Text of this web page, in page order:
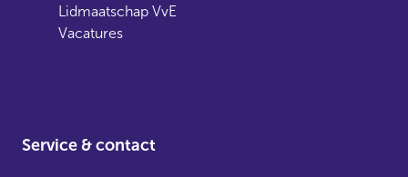
Lidmaatschap VvE
Vacatures
Service & contact